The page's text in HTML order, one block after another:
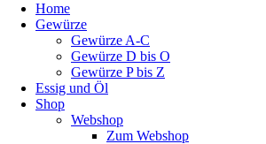
Home
Gewürze
Gewürze A-C
Gewürze D bis O
Gewürze P bis Z
Essig und Öl
Shop
Webshop
Zum Webshop